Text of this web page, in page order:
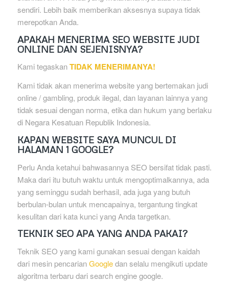
sendiri. Lebih baik memberikan aksesnya supaya tidak
merepotkan Anda.
APAKAH MENERIMA SEO WEBSITE JUDI
ONLINE DAN SEJENISNYA?
Kami tegaskanTIDAK MENERIMANYA!
Kami tidak akan menerima website yang bertemakan judi
online / gambling, produk ilegal, dan layanan lainnya yang
tidak sesuai dengan norma, etika dan hukum yang berlaku
di Negara Kesatuan Republik Indonesia.
KAPAN WEBSITE SAYA MUNCUL DI
HALAMAN 1 GOOGLE?
Perlu Anda ketahui bahwasannya SEO bersifat tidak pasti.
Maka dari itu butuh waktu untuk mengoptimalkannya, ada
yang seminggu sudah berhasil, ada juga yang butuh
berbulan-bulan untuk mencapainya, tergantung tingkat
kesulitan dari kata kunci yang Anda targetkan.
TEKNIK SEO APA YANG ANDA PAKAI?
Teknik SEO yang kami gunakan sesuai dengan kaidah
dari mesin pencarianGoogledan selalu mengikuti update
algoritma terbaru dari search engine google.